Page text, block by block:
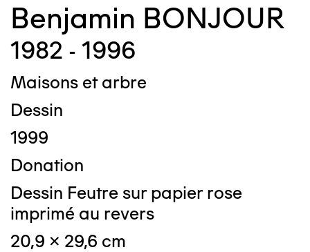
Benjamin BONJOUR
1982 - 1996
Maisons et arbre
Dessin
1999
Donation
Dessin Feutre sur papier rose
imprimé au revers
20,9 x 29,6 cm